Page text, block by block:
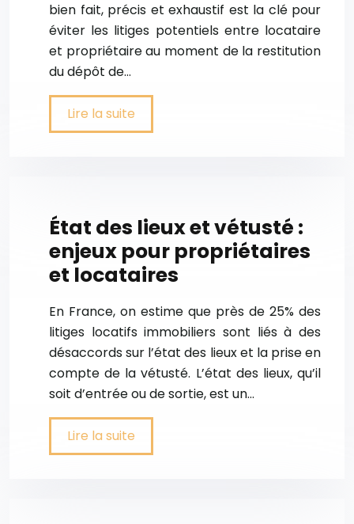
bien fait, précis et exhaustif est la clé pour
éviter les litiges potentiels entre locataire
et propriétaire au moment de la restitution
du dépôt de…
Lire la suite
État des lieux et vétusté :
enjeux pour propriétaires
et locataires
En France, on estime que près de 25% des
litiges locatifs immobiliers sont liés à des
désaccords sur l’état des lieux et la prise en
compte de la vétusté. L’état des lieux, qu’il
soit d’entrée ou de sortie, est un…
Lire la suite